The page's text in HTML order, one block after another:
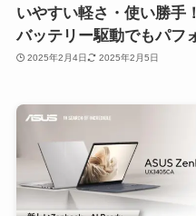
いやすい軽さ・使い勝手
バッテリー駆動でもパフ
2025年2月4日 2025年2月5日